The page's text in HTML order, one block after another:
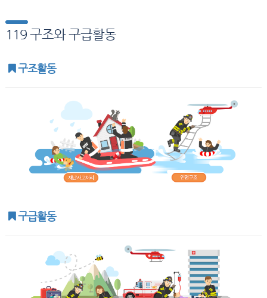
119 구조와 구급활동
구조활동
구급활동